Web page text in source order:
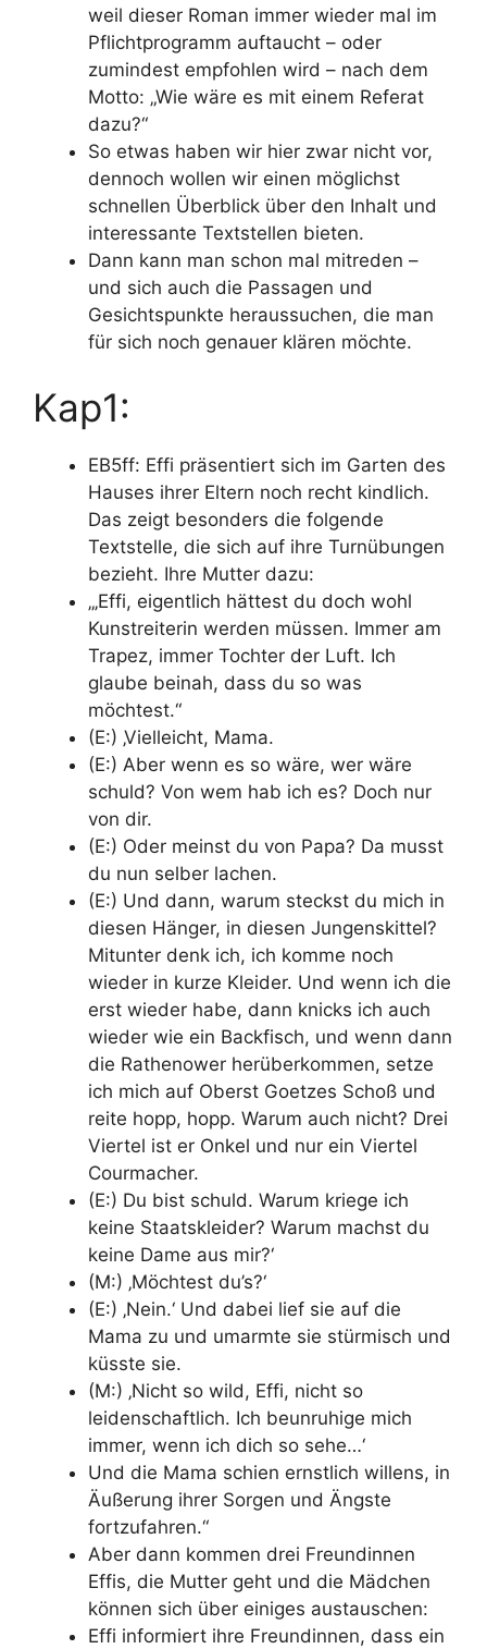
weil dieser Roman immer wieder mal im
Pflichtprogramm auftaucht – oder
zumindest empfohlen wird – nach dem
Motto: „Wie wäre es mit einem Referat
dazu?“
So etwas haben wir hier zwar nicht vor,
dennoch wollen wir einen möglichst
schnellen Überblick über den Inhalt und
interessante Textstellen bieten.
Dann kann man schon mal mitreden –
und sich auch die Passagen und
Gesichtspunkte heraussuchen, die man
für sich noch genauer klären möchte.
Kap1:
EB5ff: Effi präsentiert sich im Garten des
Hauses ihrer Eltern noch recht kindlich.
Das zeigt besonders die folgende
Textstelle, die sich auf ihre Turnübungen
bezieht. Ihre Mutter dazu:
„‚Effi, eigentlich hättest du doch wohl
Kunstreiterin werden müssen. Immer am
Trapez, immer Tochter der Luft. Ich
glaube beinah, dass du so was
möchtest.“
(E:) ‚Vielleicht, Mama.
(E:) Aber wenn es so wäre, wer wäre
schuld? Von wem hab ich es? Doch nur
von dir.
(E:) Oder meinst du von Papa? Da musst
du nun selber lachen.
(E:) Und dann, warum steckst du mich in
diesen Hänger, in diesen Jungenskittel?
Mitunter denk ich, ich komme noch
wieder in kurze Kleider. Und wenn ich die
erst wieder habe, dann knicks ich auch
wieder wie ein Backfisch, und wenn dann
die Rathenower herüberkommen, setze
ich mich auf Oberst Goetzes Schoß und
reite hopp, hopp. Warum auch nicht? Drei
Viertel ist er Onkel und nur ein Viertel
Courmacher.
(E:) Du bist schuld. Warum kriege ich
keine Staatskleider? Warum machst du
keine Dame aus mir?‘
(M:) ‚Möchtest du’s?‘
(E:) ‚Nein.‘ Und dabei lief sie auf die
Mama zu und umarmte sie stürmisch und
küsste sie.
(M:) ‚Nicht so wild, Effi, nicht so
leidenschaftlich. Ich beunruhige mich
immer, wenn ich dich so sehe…‘
Und die Mama schien ernstlich willens, in
Äußerung ihrer Sorgen und Ängste
fortzufahren.“
Aber dann kommen drei Freundinnen
Effis, die Mutter geht und die Mädchen
können sich über einiges austauschen:
Effi informiert ihre Freundinnen, dass ein